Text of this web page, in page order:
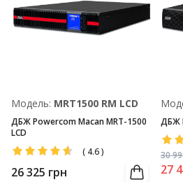
Модель: MRT1500 RM LCD
ДБЖ Powercom Macan MRT-1500
LCD
( 4.6)
26 325 грн
ДБЖ
30
27